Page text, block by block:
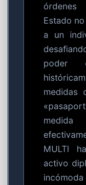
Estado
a un
poder
medidas
MULTI
activo